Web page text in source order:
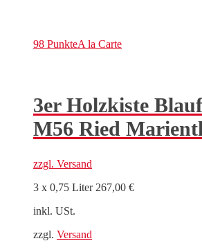
98 PunkteA la Carte
3er Holzkiste
M56 Ried
zzgl. Versand
3 x 0,75 Liter 267,00 €
inkl. USt.
zzgl. Versand